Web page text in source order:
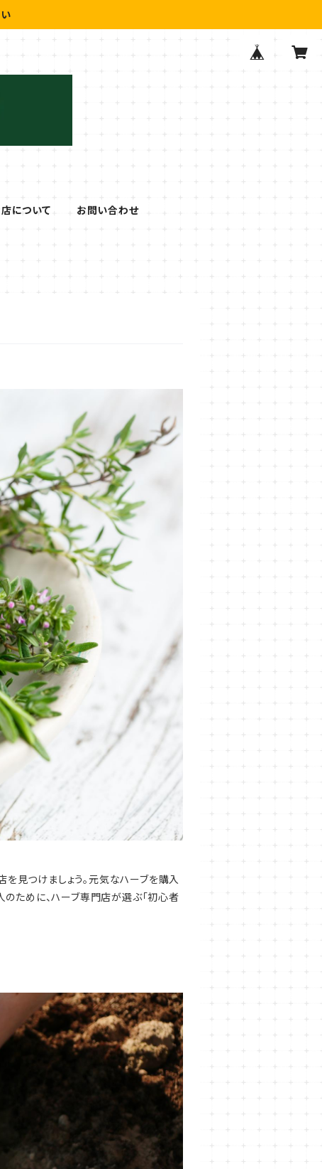
について お問い合わせ
見つけましょう。元気なハーブを購入
のために、ハーブ専門店が選ぶ「初心者